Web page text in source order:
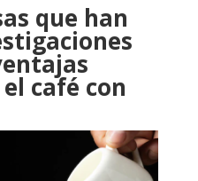
que han
café con